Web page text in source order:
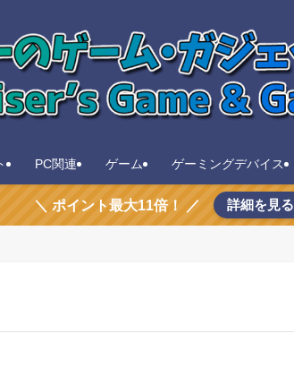
PC関連 ゲーム ゲーミングデバイス
＼ ポイント最大11倍！ ／ 詳細を見る